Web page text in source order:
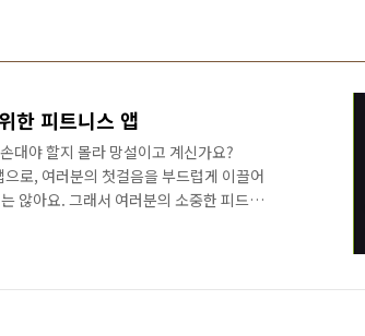
한 피트니스 앱
대야 할지 몰라 망설이고 계신가요?
로, 여러분의 첫걸음을 부드럽게 이끌어
않아요. 그래서 여러분의 소중한 피드백
요. 🌟MoveUp은 어떤 앱인가요?
, 코어 등 원하는 부위를 골라요.운동 레